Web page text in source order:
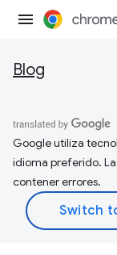
Blog
Google utiliza
idioma preferido.
contener errores.